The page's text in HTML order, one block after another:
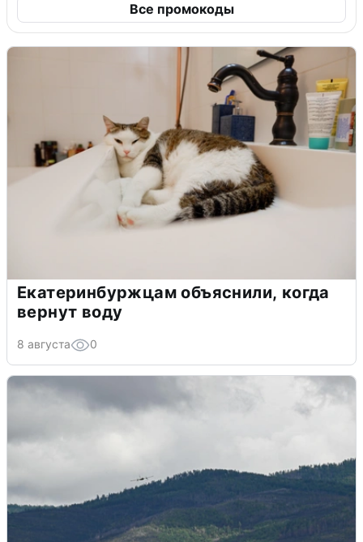
Все промокоды
Екатеринбуржцам объяснили, когда
вернут воду
8 августа 0